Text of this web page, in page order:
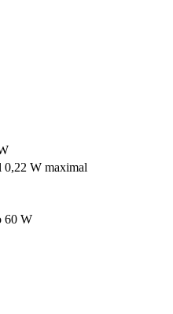
0,22 W maximal
60 W